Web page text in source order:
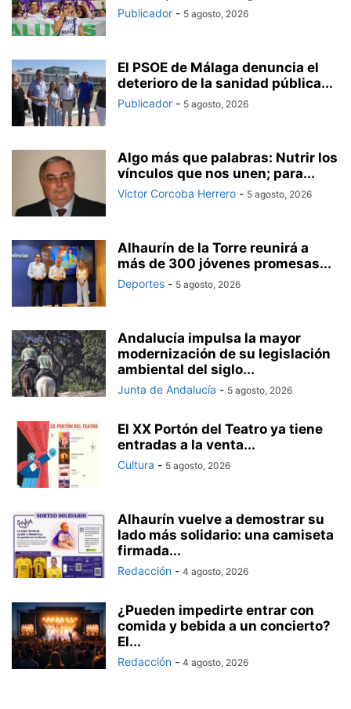
Publicador - 5 agosto, 2026
El PSOE de Málaga denuncia el
deterioro de la sanidad pública...
Publicador - 5 agosto, 2026
Algo más que palabras: Nutrir los
vínculos que nos unen; para...
Victor Corcoba Herrero - 5 agosto, 2026
Alhaurín de la Torre reunirá a
más de 300 jóvenes promesas...
Deportes - 5 agosto, 2026
Andalucía impulsa la mayor
modernización de su legislación
ambiental del siglo...
Junta de Andalucía - 5 agosto, 2026
El XX Portón del Teatro ya tiene
entradas a la venta...
Cultura - 5 agosto, 2026
Alhaurín vuelve a demostrar su
lado más solidario: una camiseta
firmada...
Redacción - 4 agosto, 2026
¿Pueden impedirte entrar con
comida y bebida a un concierto?
El...
Redacción - 4 agosto, 2026